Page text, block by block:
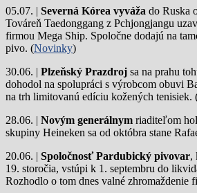
05.07. | Severná Kórea vyváža do Ruska
Továreň Taedonggang z Pchjongjangu
firmou Mega Ship. Spoločne dodajú na
pivo. (Novinky)
30.06. | Plzeňský Prazdroj sa na prahu
dohodol na spolupráci s výrobcom obuvi
na trh limitovanú edíciu kožených tenisiek.
28.06. | Novým generálnym riaditeľom
skupiny Heineken sa od októbra stane
20.06. | Spoločnosť Pardubický pivovar,
19. storočia, vstúpi k 1. septembru do
Rozhodlo o tom dnes valné zhromaždenie